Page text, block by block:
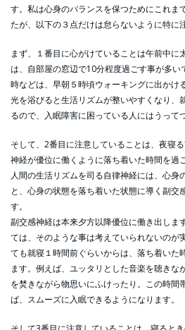
す。私は心身のバランスを保つためにこれま
たが、以下の３点だけは怠らないように特に
まず、１番目に心がけていることは午前中に
は、自部屋の窓辺で10分程度過ごす事が多い
時などは、早朝５時頃ウォーキングに出かけ
光を浴びると生活リズムが整いやすくなり、
るので、入眠障害に困っている人にはうって
そして、2番目に注意していることは、夜寝
神経が優位に働くように落ち着いた時間を過
人間の生活リズムを司る自律神経には、心身
と、心身の状態を落ち着いた状態に導く副交
す。
副交感神経は本来夕方以降優位に働き出しま
ては、そのような事は考えていられないのが
ても就寝１時間前ぐらいからは、落ち着いた
ます。例えば、ユッタリとした音楽を聴きな
を焚きながら物思いにふけったり。この時間
ば、スムーズに入眠できるようになります。